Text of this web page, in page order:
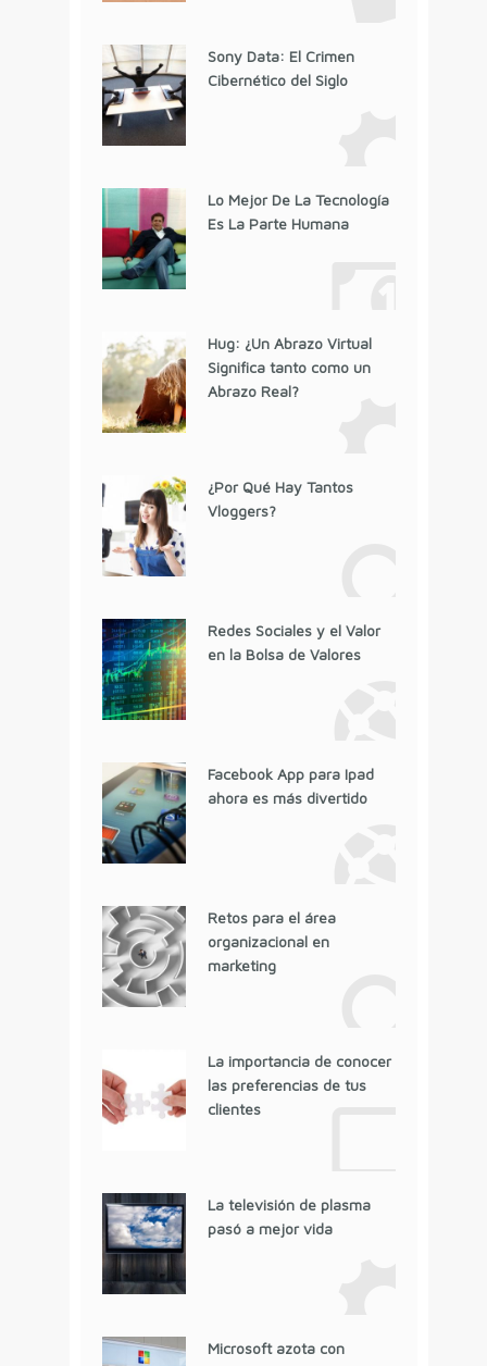
Sony Data: El Crimen
Cibernético del Siglo
Lo Mejor De La Tecnología
Es La Parte Humana
Hug: ¿Un Abrazo Virtual
Significa tanto como un
Abrazo Real?
¿Por Qué Hay Tantos
Vloggers?
Redes Sociales y el Valor
en la Bolsa de Valores
Facebook App para Ipad
ahora es más divertido
Retos para el área
organizacional en
marketing
La importancia de conocer
las preferencias de tus
clientes
La televisión de plasma
pasó a mejor vida
Microsoft azota con